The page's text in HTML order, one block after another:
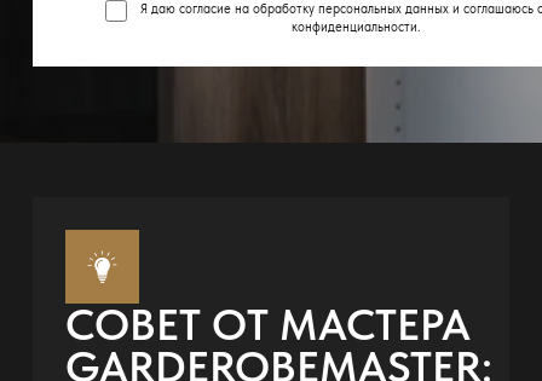
Я даю согласие на обработку персональных данных и соглашаюсь
конфиденциальности.
СОВЕТ ОТ МАСТЕРА
GARDEROBEMASTER: